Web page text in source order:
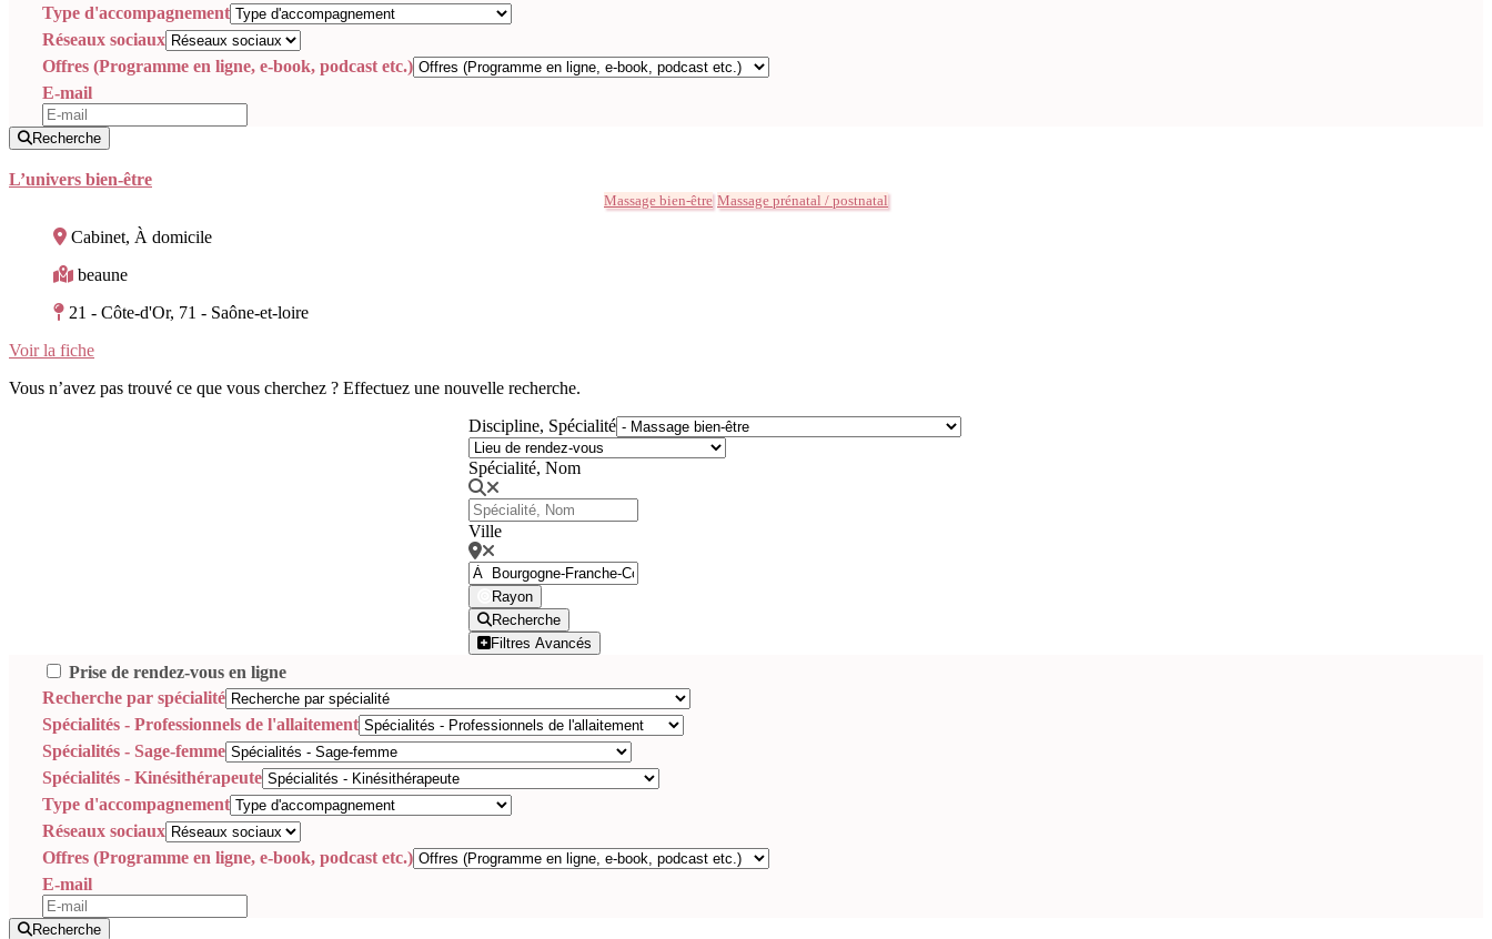
Type d'accompagnement
Réseaux sociaux
Offres (Programme en ligne, e-book, podcast etc.)
E-mail
Recherche
L’univers bien-être
Massage bien-être Massage prénatal / postnatal
Cabinet, À domicile
beaune
21 - Côte-d'Or, 71 - Saône-et-loire
Voir la fiche
Vous n’avez pas trouvé ce que vous cherchez ? Effectuez une nouvelle recherche.
Discipline, Spécialité
Spécialité, Nom
Ville
Rayon
Recherche
Filtres Avancés
Prise de rendez-vous en ligne
Recherche par spécialité
Spécialités - Professionnels de l'allaitement
Spécialités - Sage-femme
Spécialités - Kinésithérapeute
Type d'accompagnement
Réseaux sociaux
Offres (Programme en ligne, e-book, podcast etc.)
E-mail
Recherche